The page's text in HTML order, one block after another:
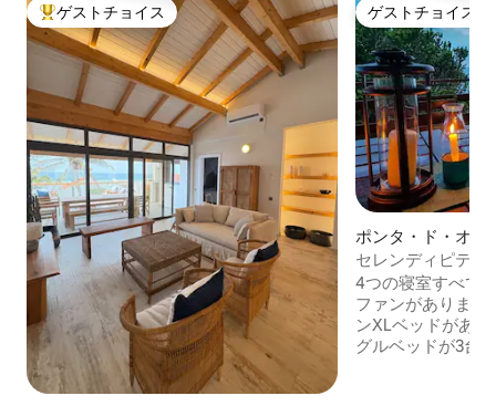
大好評のゲストチョイスです。
ゲストチョイス ゲストチョイス
ゲストチョイス
ポンタ・ド・オウ
セレンディピティ
ス
4つの寝室すべて
ファンがあります
ンXLベッドがあ
グルベッドが3台